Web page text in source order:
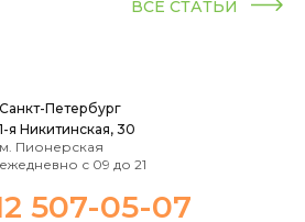
ВСЕ СТАТЬИ
Санкт-Петербург
1-я Никитинская, 30
м. Пионерская
ежедневно с 09 до 21
507-05-07